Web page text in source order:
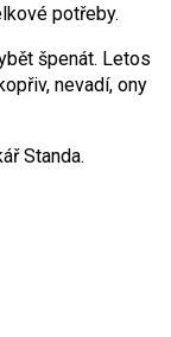
potřeby.
špenát. Letos
nevadí, ony
Standa.